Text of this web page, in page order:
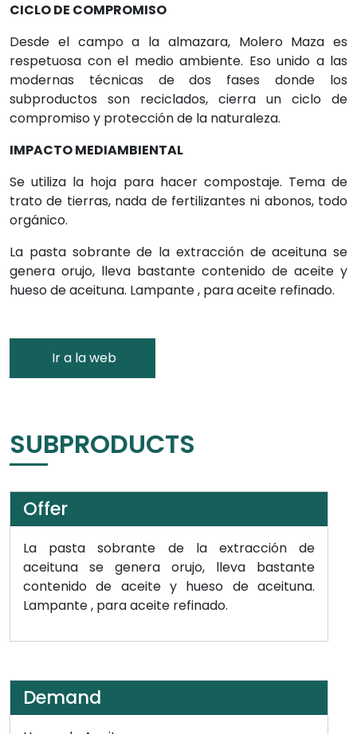
CICLO DE COMPROMISO
Desde el campo a la almazara, Molero Maza es
respetuosa con el medio ambiente. Eso unido a las
modernas técnicas de dos fases donde los
subproductos son reciclados, cierra un ciclo de
compromiso y protección de la naturaleza.
IMPACTO MEDIAMBIENTAL
Se utiliza la hoja para hacer compostaje. Tema de
trato de tierras, nada de fertilizantes ni abonos, todo
orgánico.
La pasta sobrante de la extracción de aceituna se
genera orujo, lleva bastante contenido de aceite y
hueso de aceituna. Lampante , para aceite refinado.
Ir a la web
SUBPRODUCTS
Offer
La pasta sobrante de la extracción de
aceituna se genera orujo, lleva bastante
contenido de aceite y hueso de aceituna.
Lampante , para aceite refinado.
Demand